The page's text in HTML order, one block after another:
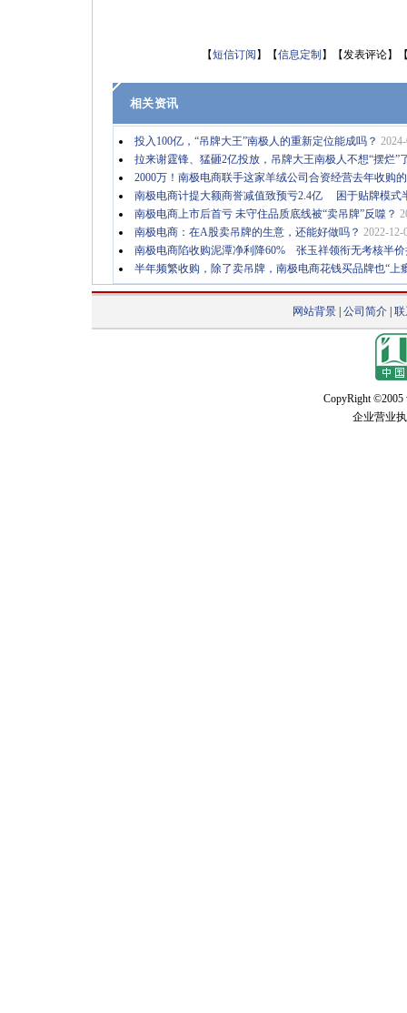
【短信订阅 】【信息定制 】【发表评论】
相关资讯
投入100亿，“吊牌大王”南极人的重新定位能成吗？
拉来谢霆锋、猛砸2亿投放，吊牌大王南极人不想“摆烂”
2000万！南极电商联手这家羊绒公司合资经营去年收购
南极电商计提大额商誉减值致预亏2.4亿 困于贴牌模式
南极电商上市后首亏 未守住品质底线被“卖吊牌”反噬？
南极电商：在A股卖吊牌的生意，还能好做吗？ 2022-12-
南极电商陷收购泥潭净利降60% 张玉祥领衔无考核半价
半年频繁收购，除了卖吊牌，南极电商花钱买品牌也“上
网站背景| 公司简介| 联
CopyRight ©2005
企业营业